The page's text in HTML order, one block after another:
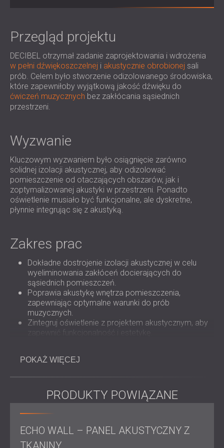
IZOLACJA AKUSTYCZNA I PANELE
KLUBÓW
IZOLACJA AKUSTYCZNA I ROZWIĄZANIA
AKUSTYCZNE DLA HOTELI
IZOLACJA AKUSTYCZNA I PANELE
AKUSTYCZNE DO HAL I TEATRÓW
ROZWIĄZANIA DŹWIĘKOSZCZELNE I
AKUSTYCZNE DLA POWIERZCHNI
WYCISZANIE I AKUSTYKA W OBIEKTACH
EDUKACYJNYCH
PANELE DŹWIĘKOCHŁONNE I
AKUSTYCZNE DLA PLACÓWEK SŁUŻBY
ZDROWIA
ROZWIĄZANIA DŹWIĘKOSZCZELNE I
AKUSTYCZNE DLA SEKTORA AUDIOLOGII
AKUSTYCZNE DLA CENTRÓW DANYCH
РОССИЯ (RU)
USA (US)
SOUTH AFRICA (ZA)
Przegląd projektu
DECIBEL otrzymał zadanie zaprojektowania i wdrożenia
w pełni dźwiękoszczelnej i akustycznie obrobionej sali
prób. Celem było stworzenie odizolowanego środowiska,
które zapewniłoby wyjątkową jakość dźwięku do
ćwiczeń muzycznych bez zakłócania sąsiednich
przestrzeni.
Wyzwanie
Kluczowym wyzwaniem było osiągnięcie zarówno
solidnej izolacji akustycznej, aby odizolować
pomieszczenie od otaczających obszarów, jak i
zoptymalizowanej akustyki w przestrzeni. Ponadto
oświetlenie musiało być funkcjonalne, ale dyskretne,
płynnie integrując się z akustyką.
Zakres prac
Dokładne dostrojenie izolacji akustycznej w celu
wyeliminowania zakłóceń docierających do
sąsiednich pomieszczeń.
Poprawia akustykę wnętrza pomieszczenia,
zapewniając optymalne warunki do prób
muzycznych.
Zintegruj oświetlenie z projektem akustycznym, aby
zapewnić funkcjonalność i estetykę.
Rozwiązanie
optymalizacji akustycznej, DECIBEL wdrożył
kompleksowe rozwiązanie:
dźwiękoszczelność pomieszczenia, zapobiegając
przenoszeniu się dźwięku do sąsiednich
POKAŻ WIĘCEJ
PRODUKTY POWIĄZANE
ECHO WALL – PANEL AKUSTYCZNY Z
TKANINY